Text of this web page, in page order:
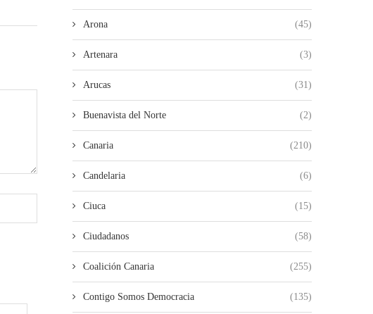
Arona (45)
Artenara (3)
Arucas (31)
Buenavista del Norte (2)
Canaria (210)
Candelaria (6)
Ciuca (15)
Ciudadanos (58)
Coalición Canaria (255)
Contigo Somos Democracia (135)